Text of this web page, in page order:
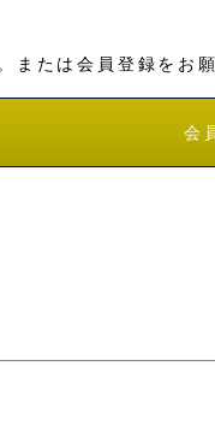
または会員登録をお
会